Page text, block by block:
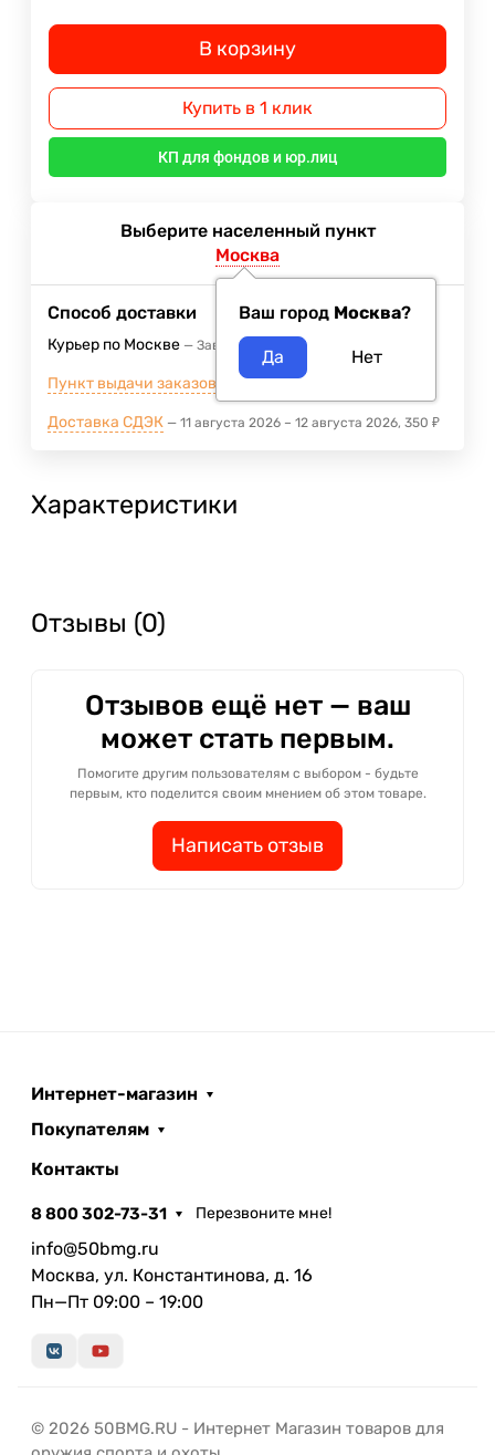
В корзину
Купить в 1 клик
КП для фондов и юр.лиц
Выберите населенный пункт
Москва
Ваш город Москва?
Способ доставки
Курьер по Москве Завтра
Пункт выдачи заказов м.ВДНХ Сегодня
Доставка СДЭК 11 августа 2026 – 12 августа 2026 350 ₽
Характеристики
Отзывы (0)
Отзывов ещё нет — ваш
может стать первым.
Помогите другим пользователям с выбором - будьте
первым, кто поделится своим мнением об этом товаре.
Написать отзыв
Интернет-магазин
Покупателям
Контакты
8 800 302-73-31 Перезвоните мне!
info@50bmg.ru
Москва, ул. Константинова, д. 16
Пн—Пт 09:00 – 19:00
© 2026 50BMG.RU - Интернет Магазин товаров для